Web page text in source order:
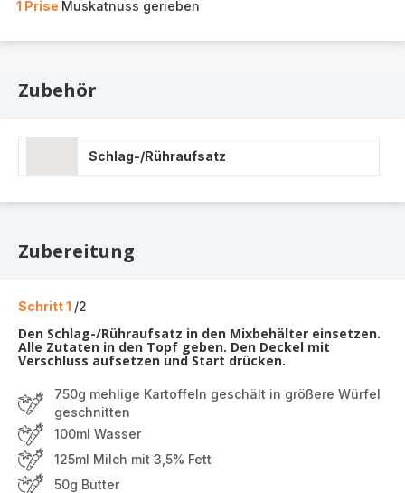
1 Prise Muskatnuss gerieben
Zubehör
Schlag-/Rühraufsatz
Zubereitung
Schritt 1 /2
Den Schlag-/Rühraufsatz in den Mixbehälter einsetzen.
Alle Zutaten in den Topf geben. Den Deckel mit
Verschluss aufsetzen und Start drücken.
750g mehlige Kartoffeln geschält in größere Würfel
geschnitten
100ml Wasser
125ml Milch mit 3,5% Fett
50g Butter